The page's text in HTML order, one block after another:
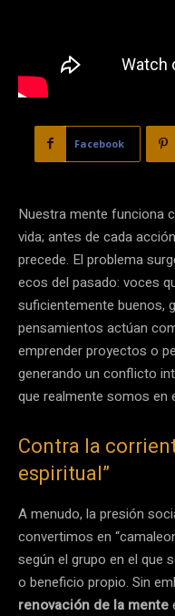
Facebook
Nuestra mente funciona
vida; antes de cada
precede. El problema
ecos del pasado: voces
suficientemente buenos,
pensamientos actúan
emprender proyectos o
generando un conflicto
que realmente somos en
Contra la
espiritual”
A menudo, la presión
convertimos en
según el grupo en el que
o beneficio propio. Sin
renovación de la mente